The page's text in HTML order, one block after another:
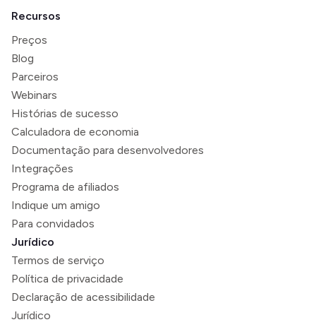
Recursos
Preços
Blog
Parceiros
Webinars
Histórias de sucesso
Calculadora de economia
Documentação para desenvolvedores
Integrações
Programa de afiliados
Indique um amigo
Para convidados
Jurídico
Termos de serviço
Política de privacidade
Declaração de acessibilidade
Jurídico